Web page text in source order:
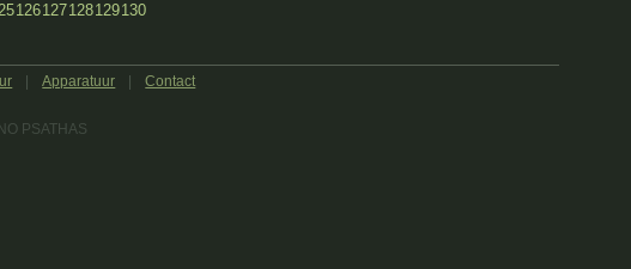
126127128129130
Apparatuur Contact
PSATHAS